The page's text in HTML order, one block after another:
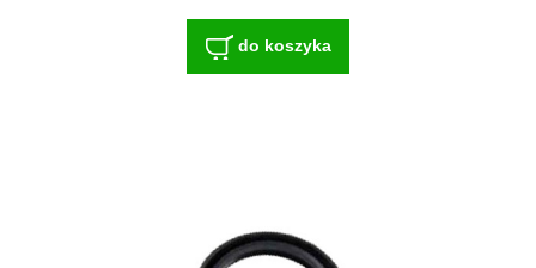
do koszyka